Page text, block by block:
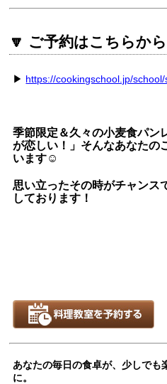
🔽 ご予約はこちらから
▶︎ https://cookingschool.jp/
季節限定＆久々の小麦食パン
が恋しい！」そんなあなたの
います☺️
思い立ったその時がチャンス
しております！
あなたの毎日の食卓が、少しでも
に。